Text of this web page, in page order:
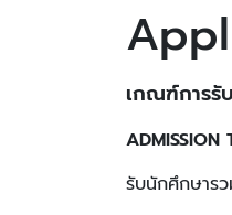
เกณฑ์การรั
ADMISSION
รับนักศึกษาร